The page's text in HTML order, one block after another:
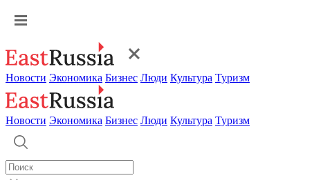
Новости Экономика Бизнес Люди Культура Туризм
Новости Экономика Бизнес Люди Культура Туризм